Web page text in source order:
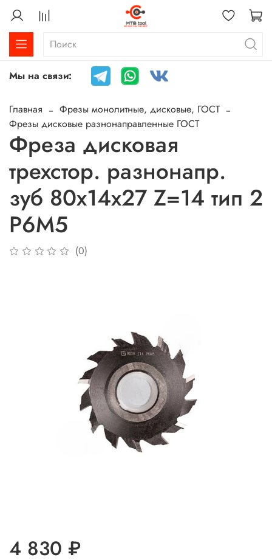
Мы на связи:
Главная
Фрезы монолитные, дисковые, ГОСТ
Фрезы дисковые разнонаправленные ГОСТ
Фреза дисковая
трехстор. разнонапр.
зуб 80х14х27 Z=14 тип 2
Р6М5
(0)
4 830 ₽